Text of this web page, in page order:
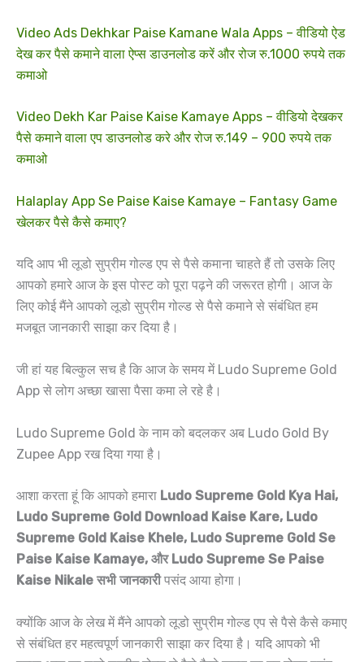
Video Ads Dekhkar Paise Kamane Wala Apps – वीडियो ऐड
देख कर पैसे कमाने वाला ऐप्स डाउनलोड करें और रोज रु.1000 रुपये तक
कमाओ
Video Dekh Kar Paise Kaise Kamaye Apps – वीडियो देखकर
पैसे कमाने वाला एप डाउनलोड करे और रोज रु.149 – 900 रुपये तक
कमाओ
Halaplay App Se Paise Kaise Kamaye – Fantasy Game
खेलकर पैसे कैसे कमाए?
यदि आप भी लूडो सुप्रीम गोल्ड एप से पैसे कमाना चाहते हैं तो उसके लिए
आपको हमारे आज के इस पोस्ट को पूरा पढ़ने की जरूरत होगी। आज के
लिए कोई मैंने आपको लूडो सुप्रीम गोल्ड से पैसे कमाने से संबंधित हम
मजबूत जानकारी साझा कर दिया है।
जी हां यह बिल्कुल सच है कि आज के समय में Ludo Supreme Gold
App से लोग अच्छा खासा पैसा कमा ले रहे है।
Ludo Supreme Gold के नाम को बदलकर अब Ludo Gold By
Zupee App रख दिया गया है।
आशा करता हूं कि आपको हमारा Ludo Supreme Gold Kya Hai,
Ludo Supreme Gold Download Kaise Kare, Ludo
Supreme Gold Kaise Khele, Ludo Supreme Gold Se
Paise Kaise Kamaye, और Ludo Supreme Se Paise
Kaise Nikale सभी जानकारीपसंद आया होगा।
क्योंकि आज के लेख में मैंने आपको लूडो सुप्रीम गोल्ड एप से पैसे कैसे कमाए
से संबंधित हर महत्वपूर्ण जानकारी साझा कर दिया है। यदि आपको भी